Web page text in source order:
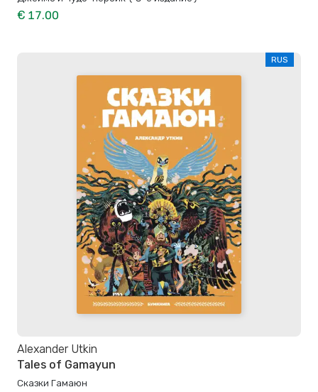
€ 17.00
RUS
Alexander Utkin
Tales of Gamayun
Сказки Гамаюн